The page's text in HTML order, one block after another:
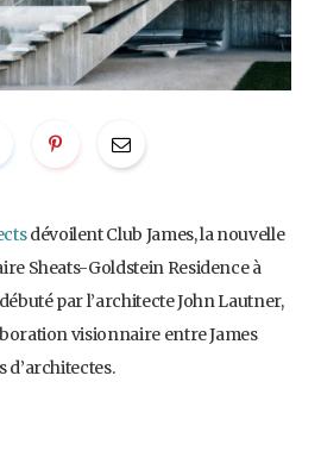
dévoilent Club James, la nouvelle
Sheats-Goldstein Residence à
par l’architecte John Lautner,
visionnaire entre James
d’architectes.